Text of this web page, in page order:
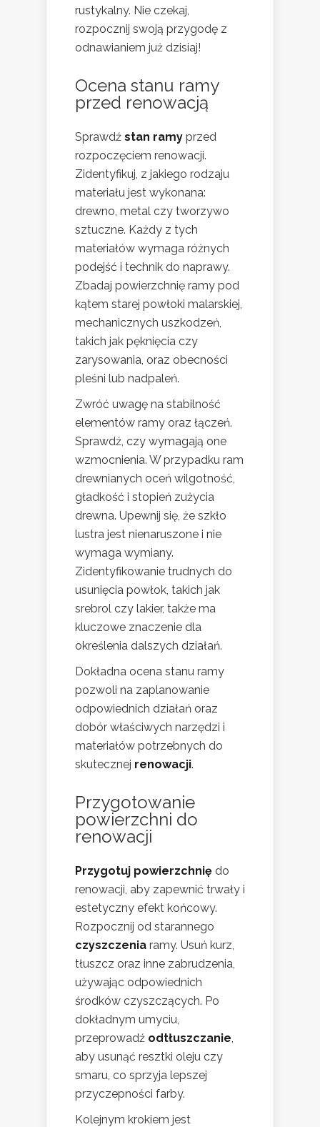
rustykalny. Nie czekaj,
rozpocznij swoją przygodę z
odnawianiem już dzisiaj!
Ocena stanu ramy
przed renowacją
Sprawdź stan ramy przed
rozpoczęciem renowacji.
Zidentyfikuj, z jakiego rodzaju
materiału jest wykonana:
drewno, metal czy tworzywo
sztuczne. Każdy z tych
materiałów wymaga różnych
podejść i technik do naprawy.
Zbadaj powierzchnię ramy pod
kątem starej powłoki malarskiej,
mechanicznych uszkodzeń,
takich jak pęknięcia czy
zarysowania, oraz obecności
pleśni lub nadpaleń.
Zwróć uwagę na stabilność
elementów ramy oraz łączeń.
Sprawdź, czy wymagają one
wzmocnienia. W przypadku ram
drewnianych oceń wilgotność,
gładkość i stopień zużycia
drewna. Upewnij się, że szkło
lustra jest nienaruszone i nie
wymaga wymiany.
Zidentyfikowanie trudnych do
usunięcia powłok, takich jak
srebrol czy lakier, także ma
kluczowe znaczenie dla
określenia dalszych działań.
Dokładna ocena stanu ramy
pozwoli na zaplanowanie
odpowiednich działań oraz
dobór właściwych narzędzi i
materiałów potrzebnych do
skutecznej renowacji.
Przygotowanie
powierzchni do
renowacji
Przygotuj powierzchnię do
renowacji, aby zapewnić trwały i
estetyczny efekt końcowy.
Rozpocznij od starannego
czyszczenia ramy. Usuń kurz,
tłuszcz oraz inne zabrudzenia,
używając odpowiednich
środków czyszczących. Po
dokładnym umyciu,
przeprowadź odtłuszczanie,
aby usunąć resztki oleju czy
smaru, co sprzyja lepszej
przyczepności farby.
Kolejnym krokiem jest